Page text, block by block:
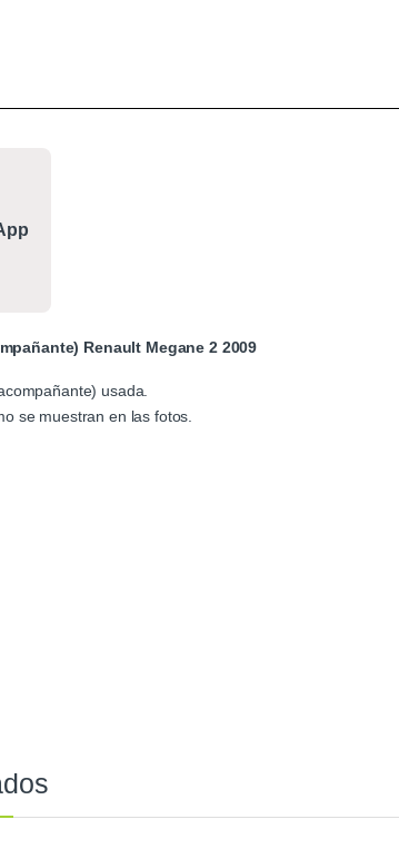
Renault Megane 2 2009
usada.
se muestran en las fotos.